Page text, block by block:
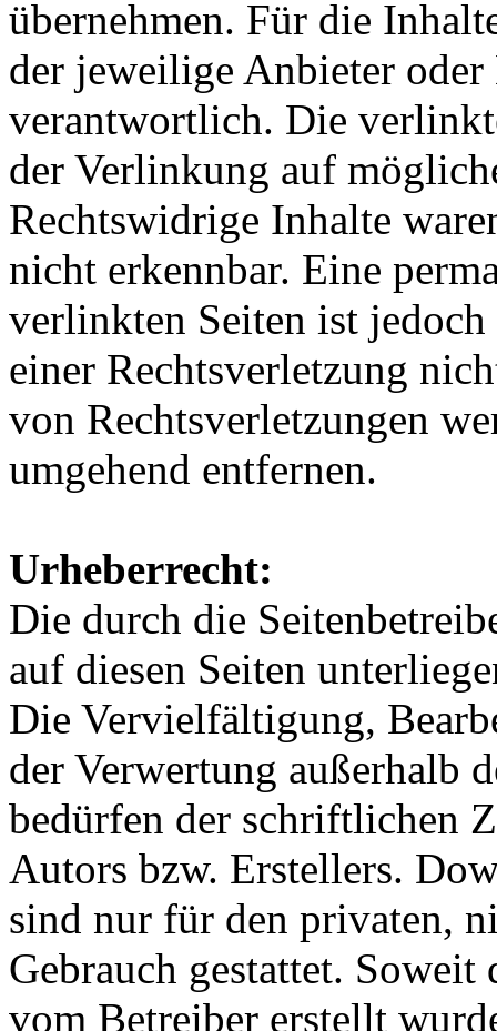
übernehmen. Für die
der jeweilige Anbieter oder
verantwortlich. Die
der Verlinkung auf
Rechtswidrige Inhalte
nicht erkennbar. Eine
verlinkten Seiten ist
einer Rechtsverletzung
von Rechtsverletzungen
umgehend entfernen.
Urheberrecht:
Die durch die
auf diesen Seiten
Die Vervielfältigung,
der Verwertung außerhalb
bedürfen der schriftlichen
Autors bzw. Erstellers.
sind nur für den privaten,
Gebrauch gestattet.
vom Betreiber erstellt